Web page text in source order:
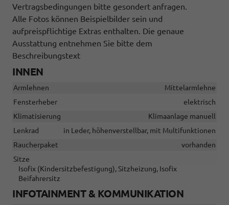
Vertragsbedingungen bitte gesondert anfragen.
Alle Fotos können Beispielbilder sein und
aufpreispflichtige Extras enthalten. Die genaue
Ausstattung entnehmen Sie bitte dem
Beschreibungstext
INNEN
Armlehnen
Mittelarmlehne
Fensterheber
elektrisch
Klimatisierung
Klimaanlage manuell
Lenkrad
in Leder, höhenverstellbar, mit Multifunktionen
Raucherpaket
vorhanden
Sitze
Isofix (Kindersitzbefestigung), Sitzheizung, Isofix
Beifahrersitz
INFOTAINMENT & KOMMUNIKATION